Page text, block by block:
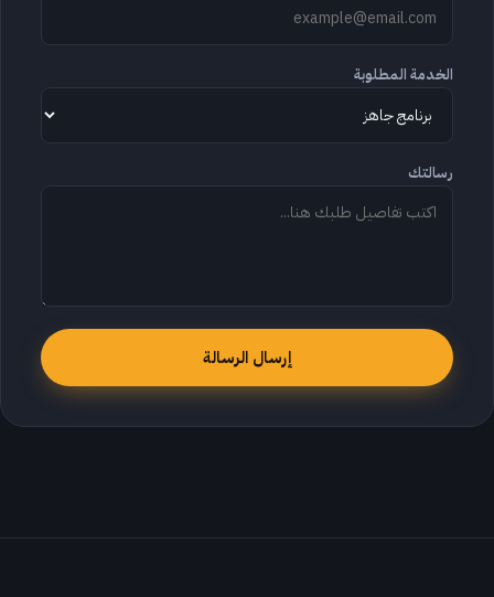
الخدمة المطلوبة
رسالتك
إرسال الرسالة